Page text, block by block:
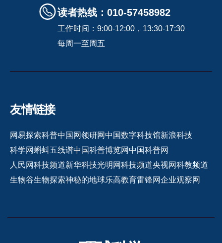
读者热线：010-57458982
工作时间：9:00-12:00，13:30-17:30
每周一至周五
友情链接
网易探索科普中国网领研网中国数字科技馆新浪科技
科学网蝌蚪五线谱中国科普博览网中国科普网
人民网科技频道新华科技光明网科技频道央视网科教频道
生物谷生物探索神秘的地球乐高教育雷锋网企业观察网